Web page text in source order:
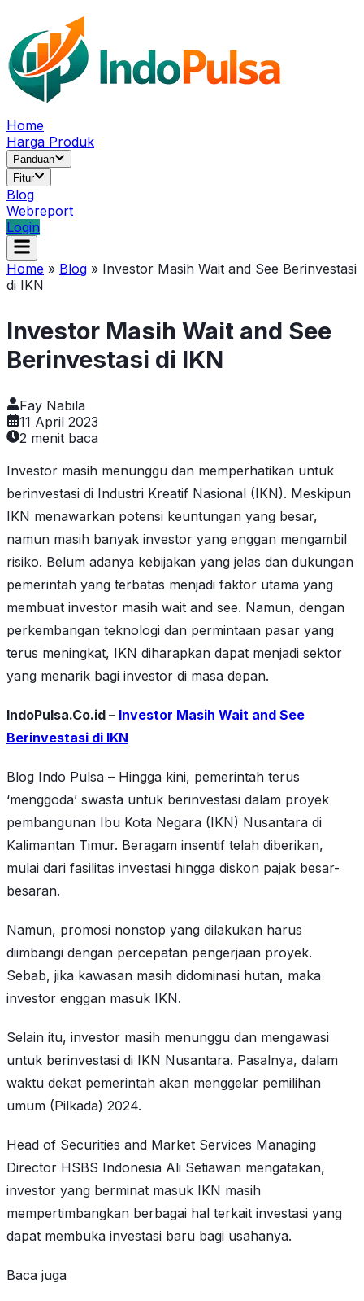
Home
Harga Produk
Panduan
Fitur
Blog
Webreport
Login
Home » Blog » Investor Masih Wait and See Berinvestasi
di IKN
Investor Masih Wait and See
Berinvestasi di IKN
Fay Nabila
11 April 2023
2 menit baca
Investor masih menunggu dan memperhatikan untuk
berinvestasi di Industri Kreatif Nasional (IKN). Meskipun
IKN menawarkan potensi keuntungan yang besar,
namun masih banyak investor yang enggan mengambil
risiko. Belum adanya kebijakan yang jelas dan dukungan
pemerintah yang terbatas menjadi faktor utama yang
membuat investor masih wait and see. Namun, dengan
perkembangan teknologi dan permintaan pasar yang
terus meningkat, IKN diharapkan dapat menjadi sektor
yang menarik bagi investor di masa depan.
IndoPulsa.Co.id – Investor Masih Wait and See
Berinvestasi di IKN
Blog Indo Pulsa – Hingga kini, pemerintah terus
‘menggoda’ swasta untuk berinvestasi dalam proyek
pembangunan Ibu Kota Negara (IKN) Nusantara di
Kalimantan Timur. Beragam insentif telah diberikan,
mulai dari fasilitas investasi hingga diskon pajak besar-
besaran.
Namun, promosi nonstop yang dilakukan harus
diimbangi dengan percepatan pengerjaan proyek.
Sebab, jika kawasan masih didominasi hutan, maka
investor enggan masuk IKN.
Selain itu, investor masih menunggu dan mengawasi
untuk berinvestasi di IKN Nusantara. Pasalnya, dalam
waktu dekat pemerintah akan menggelar pemilihan
umum (Pilkada) 2024.
Head of Securities and Market Services Managing
Director HSBS Indonesia Ali Setiawan mengatakan,
investor yang berminat masuk IKN masih
mempertimbangkan berbagai hal terkait investasi yang
dapat membuka investasi baru bagi usahanya.
Baca juga